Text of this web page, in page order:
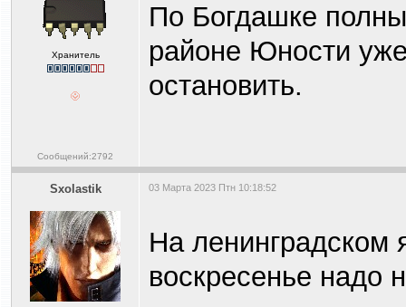
Хранитель
Сообщений:2792
По Богдашке
районе Юности
остановить.
Sxolastik 03 Марта 2023 Птн 10:18:52
На ленинградском
воскресенье надо